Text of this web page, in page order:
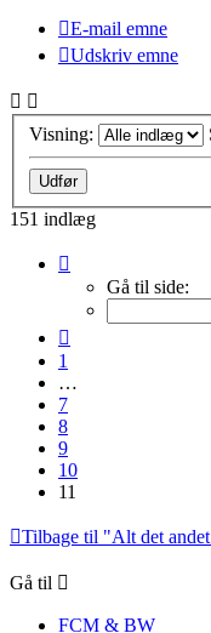
E-mail emne
Udskriv emne
Visning:
151 indlæg
Gå til side:
1
…
7
8
9
10
11
Tilbage til "Alt det
Gå til
FCM & BW